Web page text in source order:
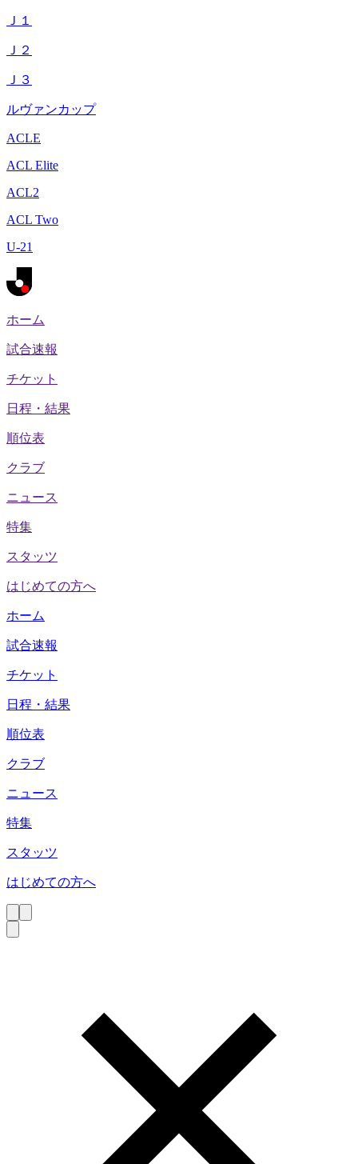
Ｊ１
Ｊ２
Ｊ３
ルヴァンカップ
ACLE
ACL Elite
ACL2
ACL Two
U-21
ホーム
試合速報
チケット
日程・結果
順位表
クラブ
ニュース
特集
スタッツ
はじめての方へ
ホーム
試合速報
チケット
日程・結果
順位表
クラブ
ニュース
特集
スタッツ
はじめての方へ